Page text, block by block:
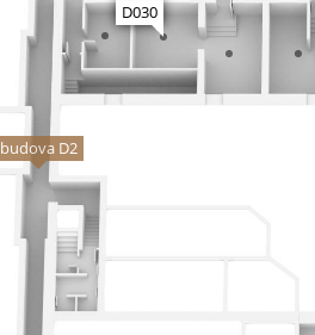
budova D2
D030